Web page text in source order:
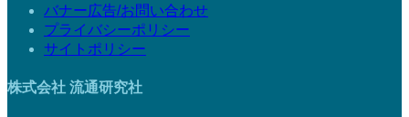
バナー広告/お問い合わせ
プライバシーポリシー
サイトポリシー
株式会社 流通研究社